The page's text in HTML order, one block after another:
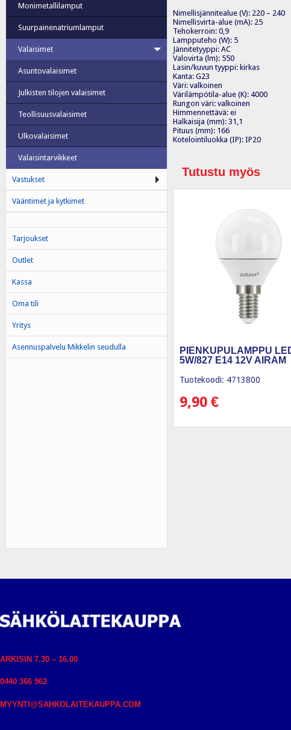
Nimellisjännitealue (V): 220 – 240
Nimellisvirta-alue (mA): 25
Tehokerroin: 0,9
Lampputeho (W): 5
Jännitetyyppi: AC
Valovirta (lm): 550
Lasin/kuvun tyyppi: kirkas
Kanta: G23
Väri: valkoinen
Värilämpötila-alue (K): 4000
Rungon väri: valkoinen
Himmennettävä: ei
Halkaisija (mm): 31,1
Pituus (mm): 166
Kotelointiluokka (IP): IP20
Tutustu myös
PIENKUPULAMPPU
5W/827 E14 12V AIRAM
Tuotekoodi: 4713800
9,90 €
Monimetallilamput
Suurpainenatriumlamput
Valaisimet
Asuntovalaisimet
Julkisten tilojen valaisimet
Teollisuusvalaisimet
Ulkovalaisimet
Valaisintarvikkeet
Vastukset
Vääntimet ja kytkimet
Tarjoukset
Outlet
Kassa
Oma tili
Yritys
Asennuspalvelu Mikkelin seudulla
ARKISIN 7.30 – 16.00
0440 366 962
MYYNTI@SAHKOLAITEKAUPPA.COM